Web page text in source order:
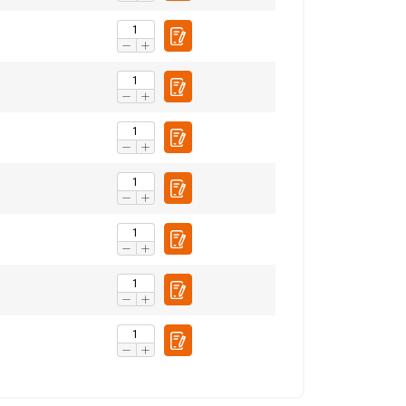
ENGLISH TRANSLATION
partneriem,
VISIEM